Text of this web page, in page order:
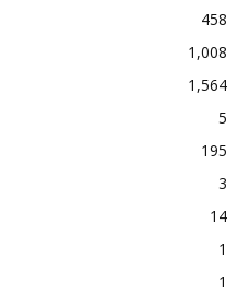
458
1,008
1,564
5
195
3
14
1
1